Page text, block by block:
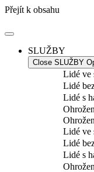
Přejít k obsahu
SLUŽBY
Close SLUŽBY
Lidé ve
Lidé
Lidé s
Lidé ve
Lidé
Lidé s